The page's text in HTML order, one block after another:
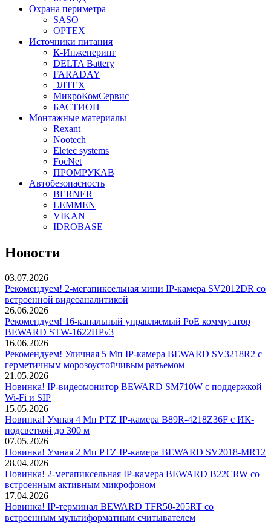
Охрана периметра
SASO
OPTEX
Источники питания
К-Инженеринг
DELTA Battery
FARADAY
ЭЛТЕХ
МикроКомСервис
БАСТИОН
Монтажные материалы
Rexant
Nootech
Eletec systems
FocNet
ПРОМРУКАВ
Автобезопасность
BERNER
LEMMEN
VIKAN
IDROBASE
Новости
03.07.2026
Рекомендуем! 2-мегапиксельная мини IP-камера SV2012DR со
встроенной видеоаналитикой
26.06.2026
Рекомендуем! 16-канальный управляемый PoE коммутатор
BEWARD STW-1622HPv3
16.06.2026
Рекомендуем! Уличная 5 Мп IP-камера BEWARD SV3218R2 с
герметичным морозоустойчивым разъемом
21.05.2026
Новинка! IP-видеомонитор BEWARD SM710W с поддержкой
Wi-Fi и SIP
15.05.2026
Новинка! Умная 4 Мп PTZ IP-камера B89R-4218Z36F с ИК-
подсветкой до 300 м
07.05.2026
Новинка! Умная 2 Мп PTZ IP-камера BEWARD SV2018-MR12
28.04.2026
Новинка! 2-мегапиксельная IP-камера BEWARD B22CRW со
встроенным активным микрофоном
17.04.2026
Новинка! IP-терминал BEWARD TFR50-205RT со
встроенным мультиформатным считывателем